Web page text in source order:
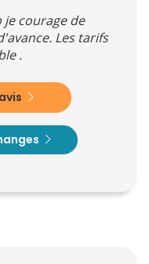
courage de
Les tarifs
.